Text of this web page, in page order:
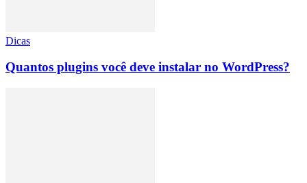
Dicas
Quantos plugins você deve instalar no WordPress?